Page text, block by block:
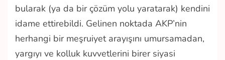
bularak (ya da bir çözüm yolu yaratarak) kendini
idame ettirebildi. Gelinen noktada AKP’nin
herhangi bir meşruiyet arayışını umursamadan,
yargıyı ve kolluk kuvvetlerini birer siyasi